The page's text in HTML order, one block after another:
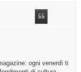
ogni venerdì ti